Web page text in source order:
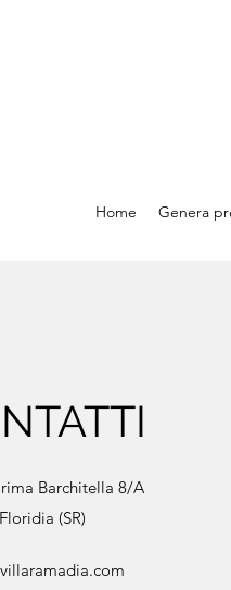
Home Genera
Barchitella 8/A
Floridia (SR)